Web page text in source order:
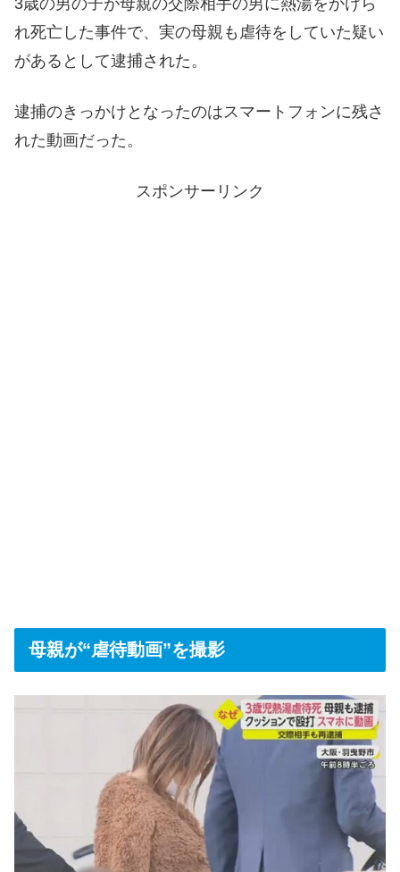
れ死亡した事件で、実の母親も虐待をしていた疑い
があるとして逮捕された。
逮捕のきっかけとなったのはスマートフォンに残さ
れた動画だった。
スポンサーリンク
母親が“虐待動画”を撮影